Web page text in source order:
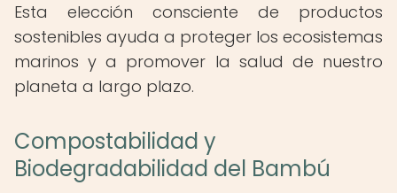
Esta elección consciente de productos
sostenibles ayuda a proteger los ecosistemas
marinos y a promover la salud de nuestro
planeta a largo plazo.
Compostabilidad y
Biodegradabilidad del Bambú